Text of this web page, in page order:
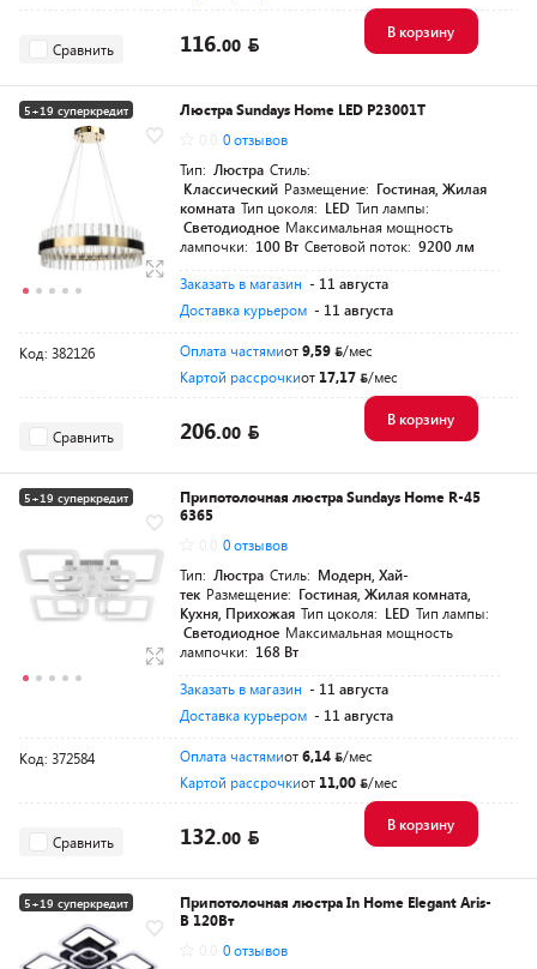
Сравнить 116.00
В корзину
5+19 суперкредит
Люстра Sundays Home LED P23001T
0 отзывов
Тип: Люстра Стиль:
Классический Размещение: Гостиная, Жилая
комната Тип цоколя: LED Тип лампы:
Светодиодное Максимальная мощность
лампочки: 100 Вт Световой поток: 9200 лм
Заказать в магазин - 11 августа
Доставка курьером - 11 августа
Код: 382126 Оплата частямиот9,59
/мес
Картой рассрочкиот 17,17 /мес
Сравнить 206.00
В корзину
5+19 суперкредит
Припотолочная люстра Sundays Home R-45
6365
0 отзывов
Тип: Люстра Стиль: Модерн, Хай-
тек Размещение: Гостиная, Жилая комната,
Кухня, Прихожая Тип цоколя: LED Тип лампы:
Светодиодное Максимальная мощность
лампочки: 168 Вт
Заказать в магазин - 11 августа
Доставка курьером - 11 августа
Код: 372584 Оплата частямиот6,14
/мес
Картой рассрочкиот 11,00 /мес
Сравнить 132.00
В корзину
5+19 суперкредит
Разумная цена
Припотолочная люстра In Home Elegant Aris-
B 120Вт
0 отзывов